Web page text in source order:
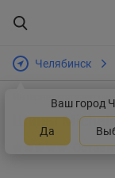
Челябинск
Ваш город
Да
Интернет-магазин
Шины